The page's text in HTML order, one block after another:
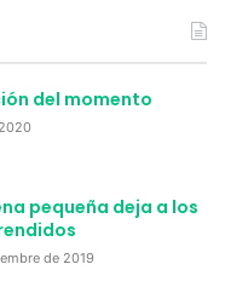
del momento
pequeña deja a los
de 2019